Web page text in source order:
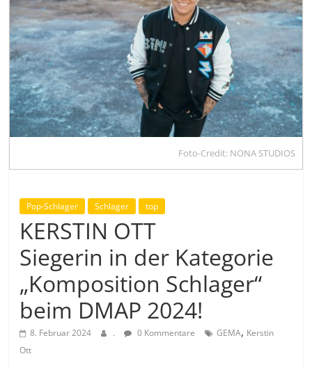
Foto-Credit: NONA STUDIOS
Pop-Schlager Schlager top
KERSTIN OTT
Siegerin in der Kategorie
„Komposition Schlager“
beim DMAP 2024!
8. Februar 2024 . 0 Kommentare GEMA, Kerstin
Ott